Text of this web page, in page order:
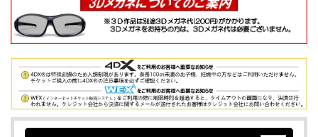
WEXご購入メールが届かない件について
【重要】映画鑑賞料金改定についてのご案内
【重要】４ＤＸ鑑賞料金改定についてのご案内
【重要】ADMIXシアター鑑賞料金改定についてのご案内
【重要】4DX初体験の方は必ずこちらのページをお読みく
ださい